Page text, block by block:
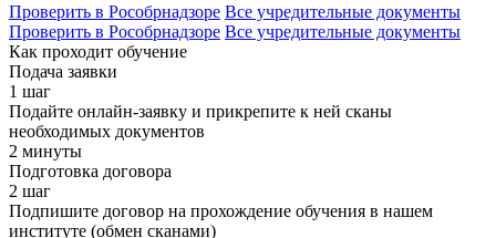
Проверить в Рособрнадзоре Все учредительные документы
Проверить в Рособрнадзоре Все учредительные документы
Как проходит обучение
Подача заявки
1 шаг
Подайте онлайн-заявку и прикрепите к ней сканы
необходимых документов
2 минуты
Подготовка договора
2 шаг
Подпишите договор на прохождение обучения в нашем
институте (обмен сканами)